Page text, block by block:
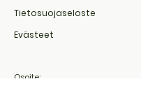
Tietosuojaseloste
Evästeet
Osoite: